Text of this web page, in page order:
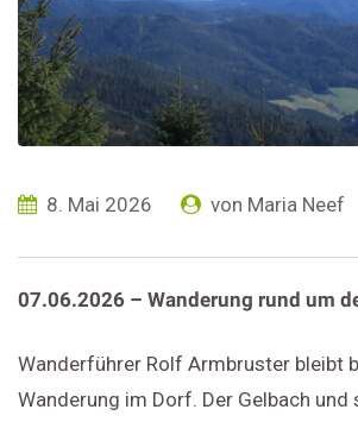
8. Mai 2026 von Maria Neef
07.06.2026 – Wanderung rund um
Wanderführer Rolf Armbruster bleibt
Wanderung im Dorf. Der Gelbach und